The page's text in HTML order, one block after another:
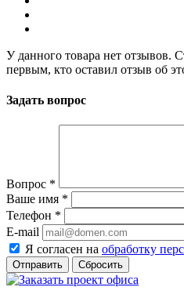
У данного товара нет отзывов.
первым, кто оставил отзыв об
Задать вопрос
Вопрос *
Ваше имя *
Телефон *
E-mail
Я согласен на обработку
Сбросить